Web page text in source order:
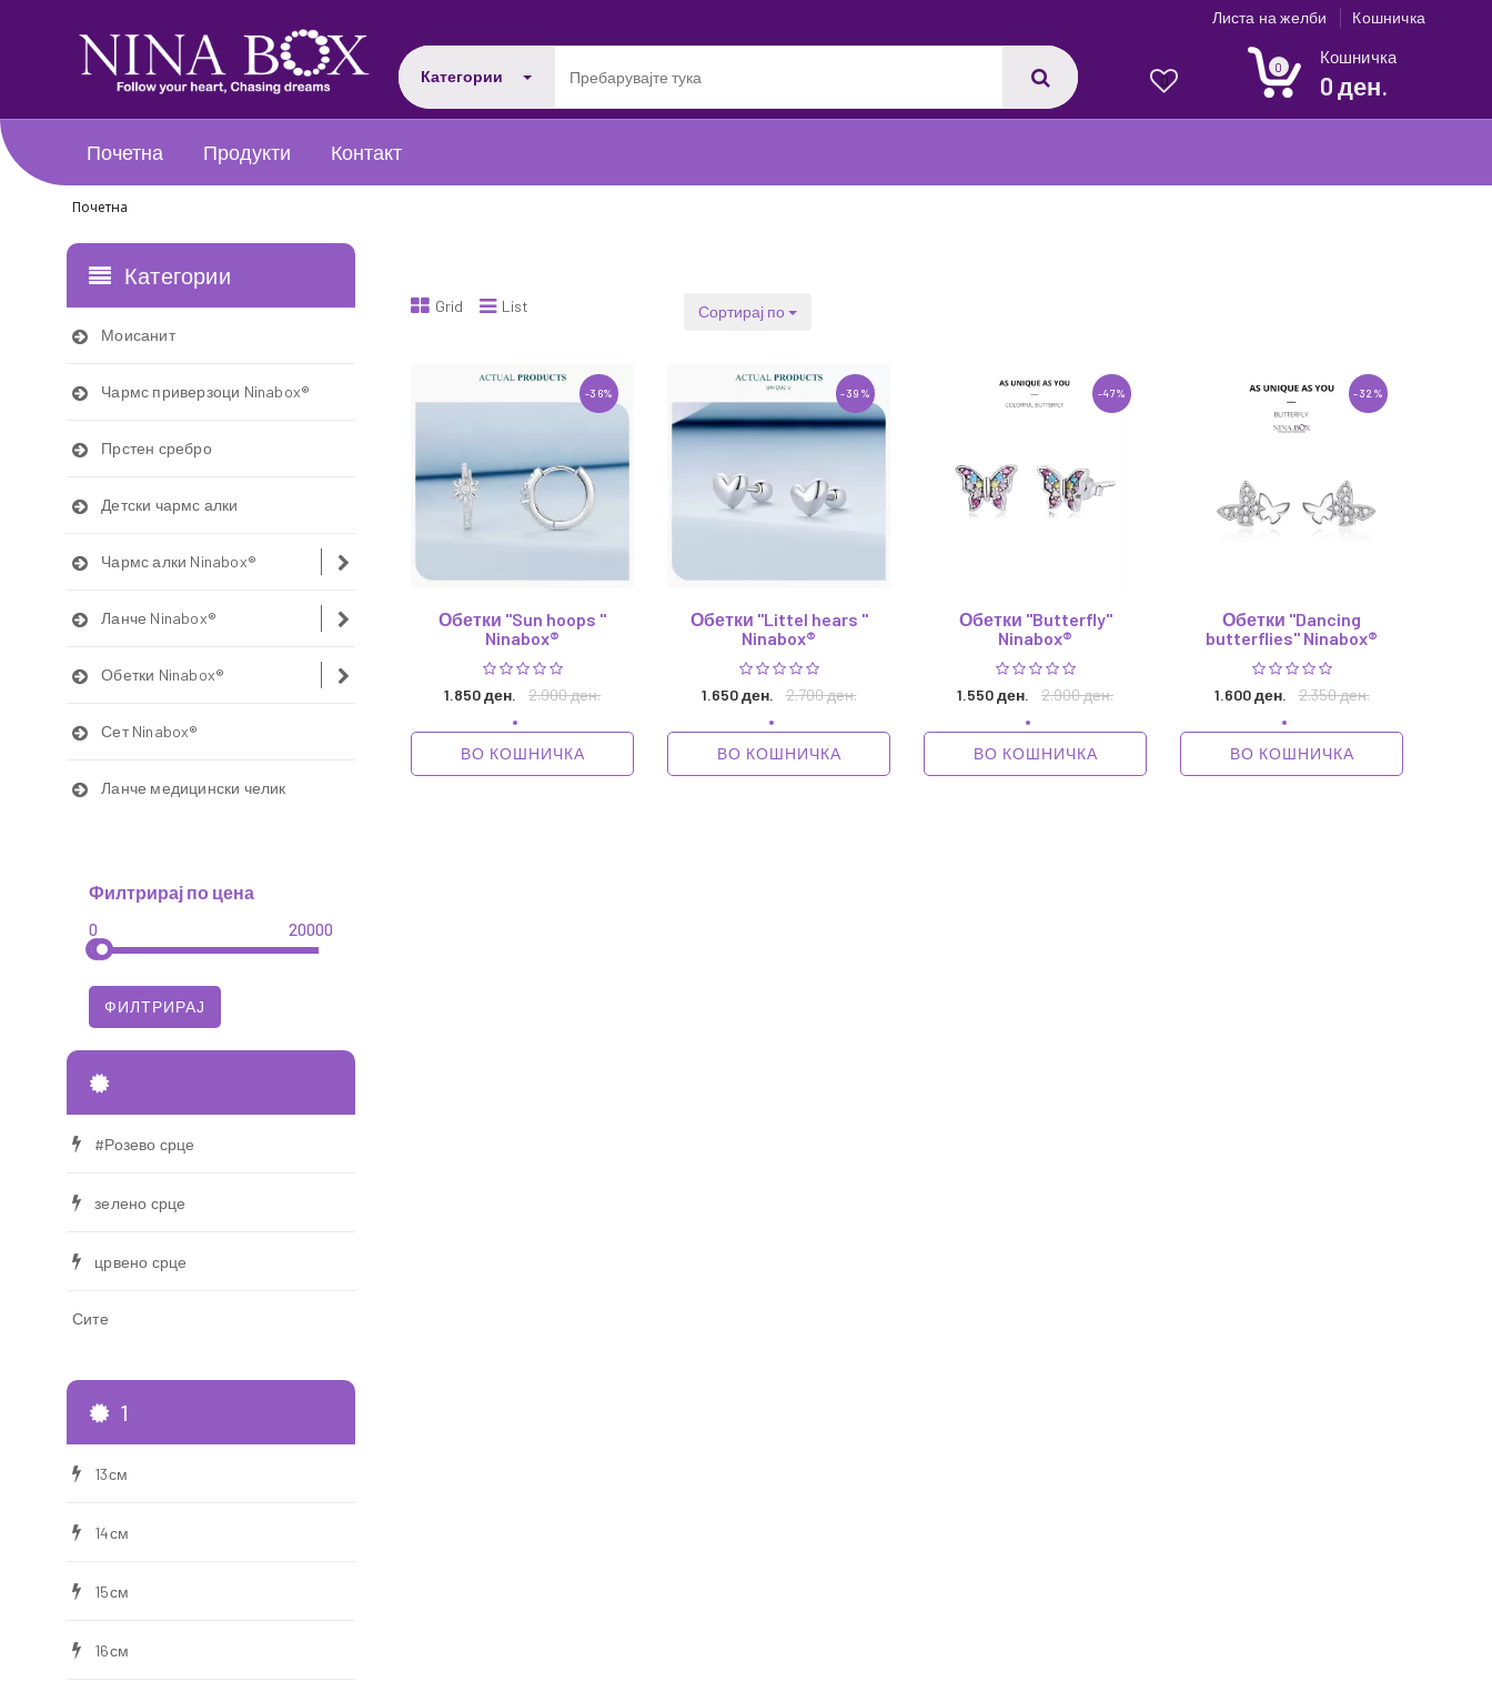
Листа на желби Кошничка
Категории 0
0
Кошничка
0 ден.
Почетна Продукти Контакт
Почетна
Grid List Сортирај по
-36%
Обетки "Sun hoops "
Ninabox®
1.850 ден. 2.900 ден.
ВО КОШНИЧКА
-39%
Обетки "Littel hears "
Ninabox®
1.650 ден. 2.700 ден.
ВО КОШНИЧКА
-47%
Обетки "Butterfly"
Ninabox®
1.550 ден. 2.900 ден.
ВО КОШНИЧКА
-32%
Обетки "Dancing
butterflies" Ninabox®
1.600 ден. 2.350 ден.
ВО КОШНИЧКА
Категории
Моисанит
Чармс приверзоци Ninabox®
Прстен сребро
Детски чармс алки
Чармс алки Ninabox®
Ланче Ninabox®
Обетки Ninabox®
Сет Ninabox®
Ланче медицински челик
Филтрирај по цена
0 20000
#Розево срце
зелено срце
црвено срце
Сите
1
13см
14см
15см
16см